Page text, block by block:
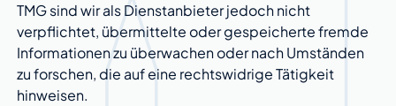
TMG sind wir als Dienstanbieter jedoch nicht
verpflichtet, übermittelte oder gespeicherte fremde
Informationen zu überwachen oder nach Umständen
zu forschen, die auf eine rechtswidrige Tätigkeit
hinweisen.